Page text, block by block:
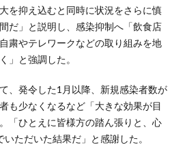
を抑え込むと同時に状況をさらに慎
だ」と説明し、感染抑制へ「飲食店
粛やテレワークなどの取り組みを地
」と強調した。
、発令した1月以降、新規感染者数が
も少なくなるなど「大きな効果が目
「ひとえに皆様方の踏ん張りと、心
ただいた結果だ」と感謝した。